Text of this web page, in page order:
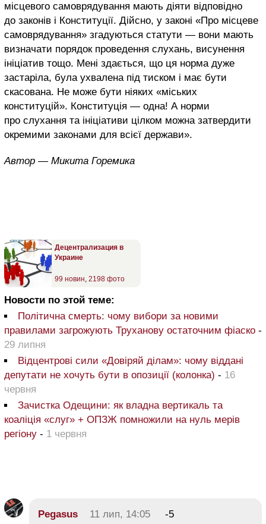
місцевого самоврядування мають діяти відповідно
до законів і Конституції. Дійсно, у законі «Про місцеве
самоврядування» згадуються статути — вони мають
визначати порядок проведення слухань, висунення
ініціатив тощо. Мені здається, що ця норма дуже
застаріла, була ухвалена під тиском і має бути
скасована. Не може бути ніяких «міських
конституцій». Конституція — одна! А норми
про слухання та ініціативи цілком можна затвердити
окремими законами для всієї держави».
Автор — Микита Горемика
Децентрализация в
Украине
99 новин, 2198 фото
Новости по этой теме:
Політична смерть: чому вибори за новими
правилами загрожують Труханову остаточним фіаско -
29 липня
Відцентрові сили «Довіряй ділам»: чому віддані
депутати не хочуть бути в опозиції (колонка) - 16
червня
Зачистка Одещини: як владна вертикаль та
коаліція «слуг» + ОПЗЖ помножили на нуль мерів
регіону - 1 червня
Pegasus 11 лип, 14:05
-5